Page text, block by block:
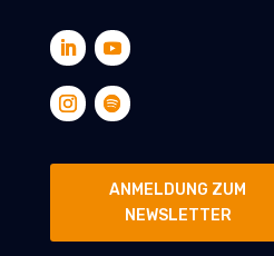
ANMELDUNG ZUM
NEWSLETTER